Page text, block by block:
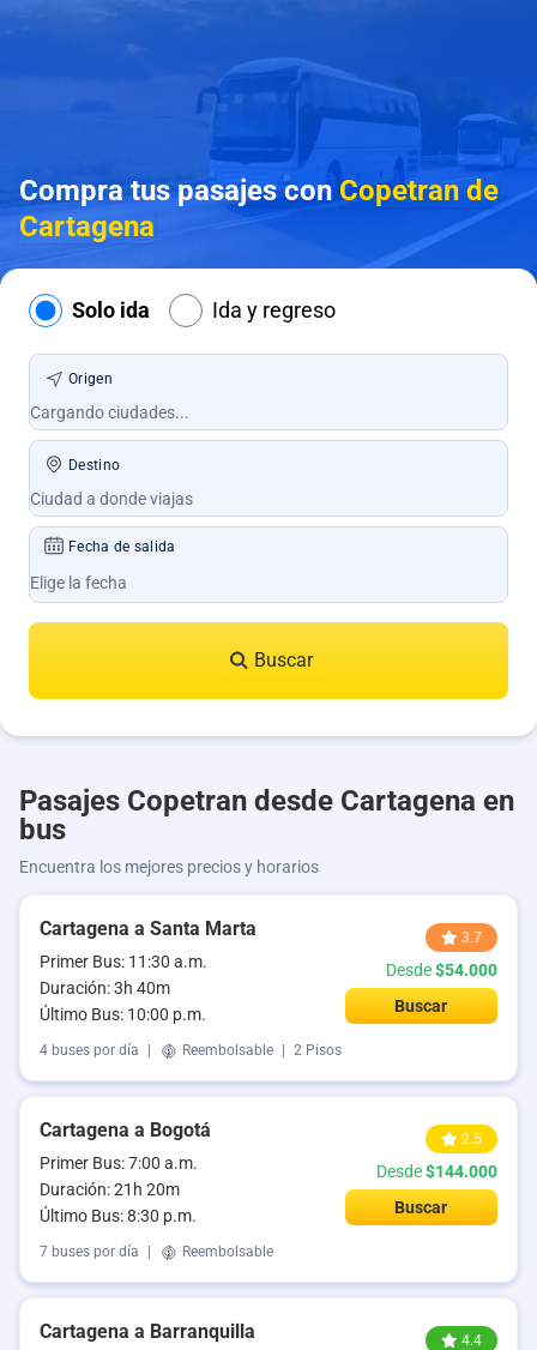
Compra tus pasajes con Copetran de
Cartagena
Solo ida Ida y regreso
Origen
Destino
Fecha de salida
Buscar
Pasajes Copetran desde Cartagena en
bus
Encuentra los mejores precios y horarios
Cartagena a Santa Marta
Primer Bus: 11:30 a.m.
Duración: 3h 40m
Último Bus: 10:00 p.m.
3.7
Desde$54.000
Buscar
4 buses por día Reembolsable 2 Pisos
Cartagena a Bogotá
Primer Bus: 7:00 a.m.
Duración: 21h 20m
Último Bus: 8:30 p.m.
2.5
Desde$144.000
Buscar
7 buses por día Reembolsable
Cartagena a Barranquilla 4.4